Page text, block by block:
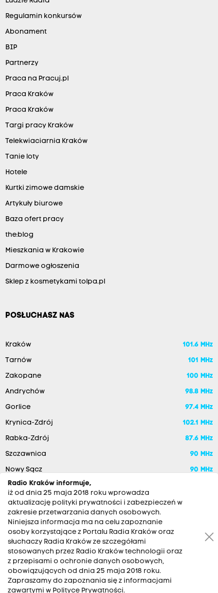
Regulamin konkursów
Abonament
BIP
Partnerzy
Praca na Pracuj.pl
Praca Kraków
Praca Kraków
Targi pracy Kraków
Telekwiaciarnia Kraków
Tanie loty
Hotele
Kurtki zimowe damskie
Artykuły biurowe
Baza ofert pracy
the:blog
Mieszkania w Krakowie
Darmowe ogłoszenia
Sklep z kosmetykami tolpa.pl
POSŁUCHASZ NAS
Kraków 101.6 MHz
Tarnów 101 MHz
Zakopane 100 MHz
Andrychów 98.8 MHz
Gorlice 97.4 MHz
Krynica-Zdrój 102.1 MHz
Rabka-Zdrój 87.6 MHz
Szczawnica 90 MHz
Nowy Sącz 90 MHz
RADIO KRAKÓW SA. Aleja Juliusza Słowackiego 22, 30-007
Kraków
Antena: 12 200 33 33
Radio Kraków informuje,
iż od dnia 25 maja 2018 roku wprowadza
aktualizację polityki prywatności i zabezpieczeń w
zakresie przetwarzania danych osobowych.
Niniejsza informacja ma na celu zapoznanie
osoby korzystające z Portalu Radia Kraków oraz
słuchaczy Radia Kraków ze szczegółami
stosowanych przez Radio Kraków technologii oraz
z przepisami o ochronie danych osobowych,
obowiązujących od dnia 25 maja 2018 roku.
Zapraszamy do zapoznania się z informacjami
zawartymi w Polityce Prywatności.